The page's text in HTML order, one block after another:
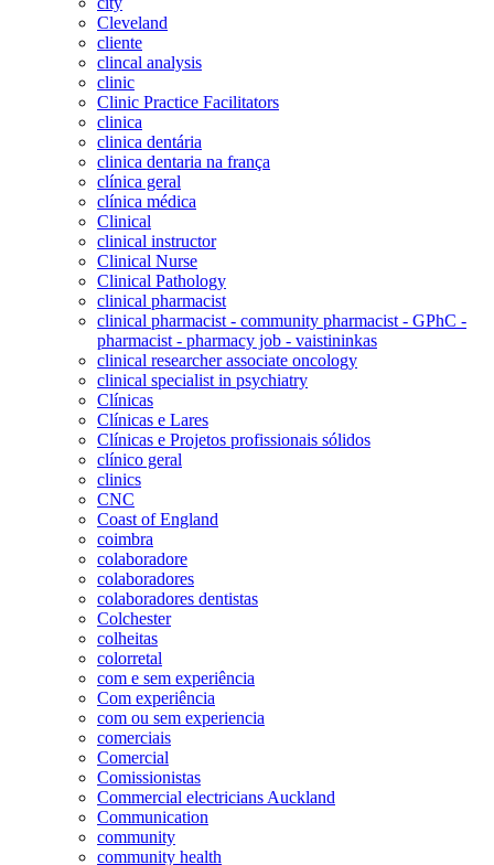
Cleveland
cliente
clincal analysis
clinic
Clinic Practice Facilitators
clinica
clinica dentária
clinica dentaria na frança
clínica geral
clínica médica
Clinical
clinical instructor
Clinical Nurse
Clinical Pathology
clinical pharmacist
clinical pharmacist - community pharmacist - GPhC -
pharmacist - pharmacy job - vaistininkas
clinical researcher associate oncology
clinical specialist in psychiatry
Clínicas
Clínicas e Lares
Clínicas e Projetos profissionais sólidos
clínico geral
clinics
CNC
Coast of England
coimbra
colaboradore
colaboradores
colaboradores dentistas
Colchester
colheitas
colorretal
com e sem experiência
Com experiência
com ou sem experiencia
comerciais
Comercial
Comissionistas
Commercial electricians Auckland
Communication
community
community health